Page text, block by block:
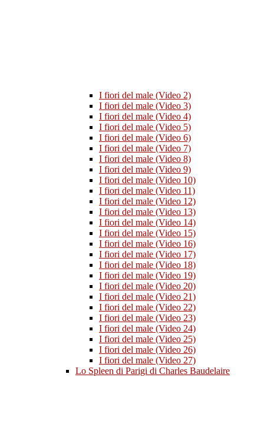
I fiori del male (Video 2)
I fiori del male (Video 3)
I fiori del male (Video 4)
I fiori del male (Video 5)
I fiori del male (Video 6)
I fiori del male (Video 7)
I fiori del male (Video 8)
I fiori del male (Video 9)
I fiori del male (Video 10)
I fiori del male (Video 11)
I fiori del male (Video 12)
I fiori del male (Video 13)
I fiori del male (Video 14)
I fiori del male (Video 15)
I fiori del male (Video 16)
I fiori del male (Video 17)
I fiori del male (Video 18)
I fiori del male (Video 19)
I fiori del male (Video 20)
I fiori del male (Video 21)
I fiori del male (Video 22)
I fiori del male (Video 23)
I fiori del male (Video 24)
I fiori del male (Video 25)
I fiori del male (Video 26)
I fiori del male (Video 27)
Lo Spleen di Parigi di Charles Baudelaire